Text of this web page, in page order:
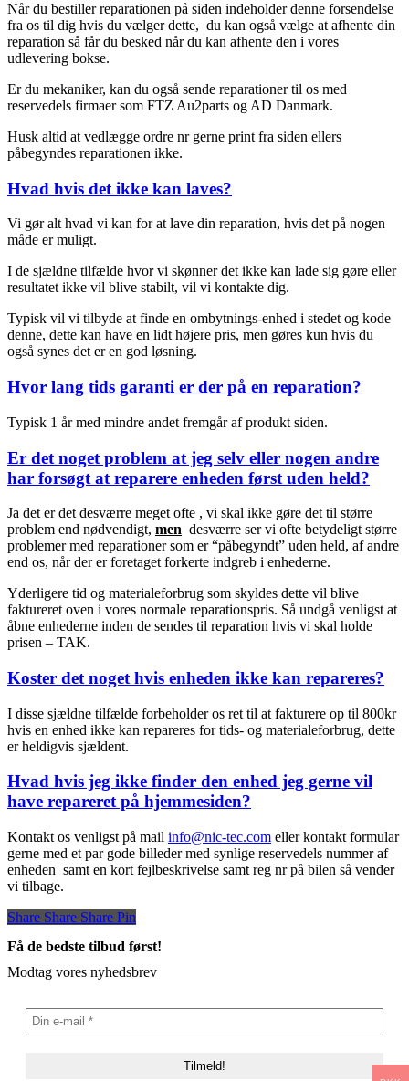
Når du bestiller reparationen på siden indeholder denne forsendelse
fra os til dig hvis du vælger dette, du kan også vælge at afhente din
reparation så får du besked når du kan afhente den i vores
udlevering bokse.
Er du mekaniker, kan du også sende reparationer til os med
reservedels firmaer som FTZ Au2parts og AD Danmark.
Husk altid at vedlægge ordre nr gerne print fra siden ellers
påbegyndes reparationen ikke.
Hvad hvis det ikke kan laves?
Vi gør alt hvad vi kan for at lave din reparation, hvis det på nogen
måde er muligt.
I de sjældne tilfælde hvor vi skønner det ikke kan lade sig gøre eller
resultatet ikke vil blive stabilt, vil vi kontakte dig.
Typisk vil vi tilbyde at finde en ombytnings-enhed i stedet og kode
denne, dette kan have en lidt højere pris, men gøres kun hvis du
også synes det er en god løsning.
Hvor lang tids garanti er der på en reparation?
Typisk 1 år med mindre andet fremgår af produkt siden.
Er det noget problem at jeg selv eller nogen andre
har forsøgt at reparere enheden først uden held?
Ja det er det desværre meget ofte , vi skal ikke gøre det til større
problem end nødvendigt, men desværre ser vi ofte betydeligt større
problemer med reparationer som er “påbegyndt” uden held, af andre
end os, når der er foretaget forkerte indgreb i enhederne.
Yderligere tid og materialeforbrug som skyldes dette vil blive
faktureret oven i vores normale reparationspris. Så undgå venligst at
åbne enhederne inden de sendes til reparation hvis vi skal holde
prisen – TAK.
Koster det noget hvis enheden ikke kan repareres?
I disse sjældne tilfælde forbeholder os ret til at fakturere op til 800kr
hvis en enhed ikke kan repareres for tids- og materialeforbrug, dette
er heldigvis sjældent.
Hvad hvis jeg ikke finder den enhed jeg gerne vil
have repareret på hjemmesiden?
Kontakt os venligst på mail info@nic-tec.com eller kontakt formular
gerne med et par gode billeder med synlige reservedels nummer af
enheden samt en kort fejlbeskrivelse samt reg nr på bilen så vender
vi tilbage.
Share
Share Share Share Pin
Få de bedste tilbud først!
Modtag vores nyhedsbrev